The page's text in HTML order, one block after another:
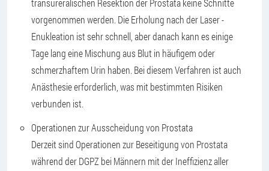
vorgenommen werden. Die Erholung nach der Laser -
Enukleation ist sehr schnell, aber danach kann es einige
Tage lang eine Mischung aus Blut in häufigem oder
schmerzhaftem Urin haben. Bei diesem Verfahren ist auch
Anästhesie erforderlich, was mit bestimmten Risiken
verbunden ist.
Operationen zur Ausscheidung von Prostata
Derzeit sind Operationen zur Beseitigung von Prostata
während der DGPZ bei Männern mit der Ineffizienz aller